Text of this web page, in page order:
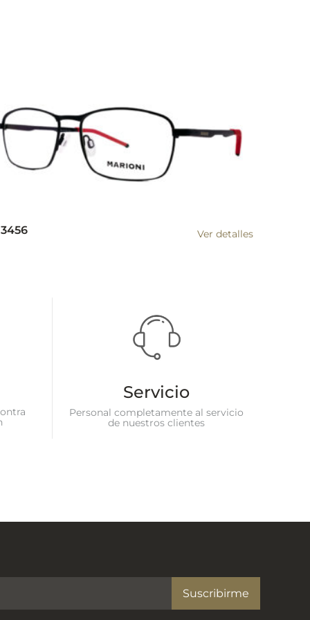
Ver detalles
Servicio
Personal completamente al servicio
de nuestros clientes
Suscribirme